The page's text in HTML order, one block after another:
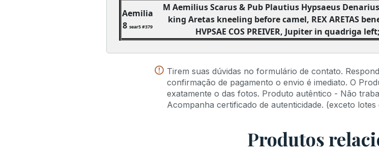
Aemilia
8 sear5 #379
M Aemilius Scarus & Pub Plautius Hypsaeus Denarius.
king Aretas kneeling before camel, REX ARETAS
HVPSAE COS PREIVER, Jupiter in quadriga
Tirem suas dúvidas no formulário de contato.
confirmação de pagamento o envio é imediato. O
exatamente o das fotos. Produto autêntico - Não
Acompanha certificado de autenticidade. (exceto
Produtos